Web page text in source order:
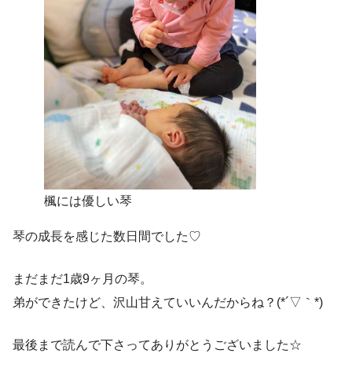
楓には優しい琴
琴の成長を感じた数日間でした♡
まだまだ1歳9ヶ月の琴。
弟ができたけど、沢山甘えていいんだからね？(*´▽｀*)
最後まで読んで下さってありがとうございました☆